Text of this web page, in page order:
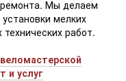
Мы делаем
мелких
работ.
и услуг